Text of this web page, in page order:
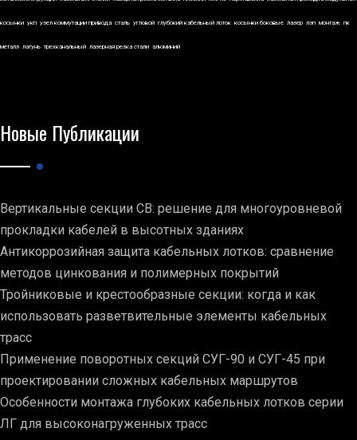
косынки укп узел коммутации привода сталь угловой глубокий кабельный лоток косынки боковые лазер лэп монтаж пк
металл латунь трехканальный лазерная резка стали алюминий
Новые Публикации
Вертикальные секции СВ: решение для многоуровневой
прокладки кабелей в высотных зданиях
Антикоррозийная защита кабельных лотков: сравнение
методов цинкования и полимерных покрытий
Тройниковые и крестообразные секции: когда и как
использовать разветвительные элементы кабельных
трасс
Применение поворотных секций СУГ-90 и СУГ-45 при
проектировании сложных кабельных маршрутов
Особенности монтажа глубоких кабельных лотков серии
ЛГ для высоконагруженных трасс